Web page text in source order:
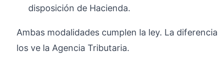
disposición de Hacienda.
Ambas modalidades cumplen la ley. La
los ve la Agencia Tributaria.